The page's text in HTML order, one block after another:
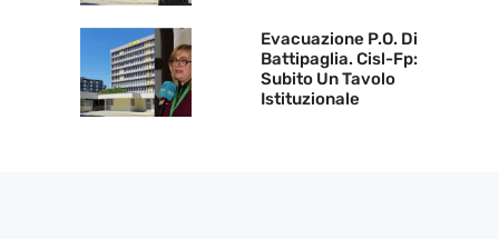
Evacuazione P.O. Di
Battipaglia. Cisl-Fp:
Subito Un Tavolo
Istituzionale